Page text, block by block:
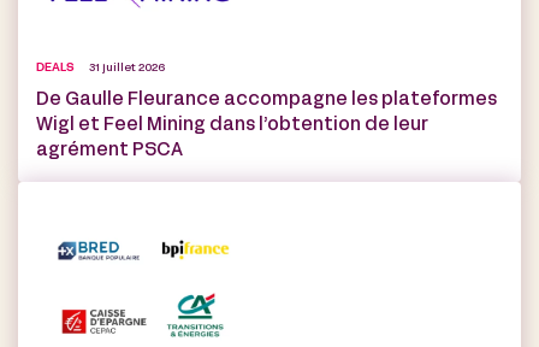
DEALS 31 juillet 2026
De Gaulle Fleurance accompagne les plateformes
Wigl et Feel Mining dans l’obtention de leur
agrément PSCA